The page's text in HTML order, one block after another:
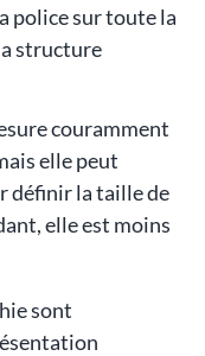
police sur toute la
structure
couramment
elle peut
définir la taille de
elle est moins
sont